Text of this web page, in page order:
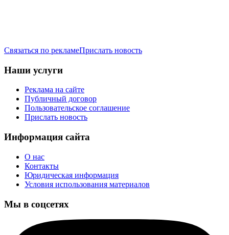
Связаться по рекламеПрислать новость
Наши услуги
Реклама на сайте
Публичный договор
Пользовательское соглашение
Прислать новость
Информация сайта
О нас
Контакты
Юридическая информация
Условия использования материалов
Мы в соцсетях